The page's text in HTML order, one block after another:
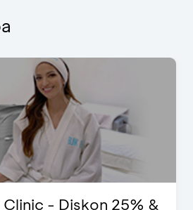
- Diskon 25% &